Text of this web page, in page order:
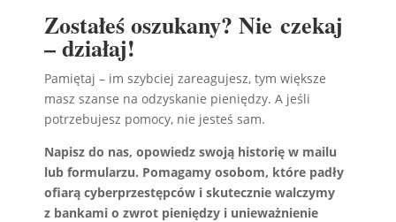
Zostałeś oszukany? Nie czekaj
– działaj!
Pamiętaj – im szybciej zareagujesz, tym większe
masz szanse na odzyskanie pieniędzy. A jeśli
potrzebujesz pomocy, nie jesteś sam.
Napisz do nas, opowiedz swoją historię w mailu
lub formularzu. Pomagamy osobom, które padły
ofiarą cyberprzestępców i skutecznie walczymy
z bankami o zwrot pieniędzy i unieważnienie